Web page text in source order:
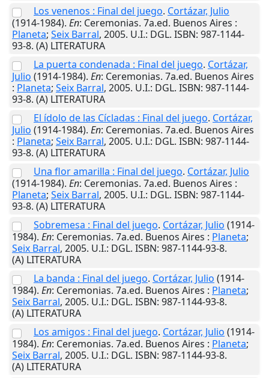
Los venenos : Final del juego. Cortázar, Julio
(1914-1984). En: Ceremonias. 7a.ed. Buenos Aires :
Planeta; Seix Barral, 2005. U.I.: DGL. ISBN: 987-1144-
93-8. (A) LITERATURA
La puerta condenada : Final del juego. Cortázar,
Julio (1914-1984). En: Ceremonias. 7a.ed. Buenos Aires
: Planeta; Seix Barral, 2005. U.I.: DGL. ISBN: 987-1144-
93-8. (A) LITERATURA
El ídolo de las Cícladas : Final del juego. Cortázar,
Julio (1914-1984). En: Ceremonias. 7a.ed. Buenos Aires
: Planeta; Seix Barral, 2005. U.I.: DGL. ISBN: 987-1144-
93-8. (A) LITERATURA
Una flor amarilla : Final del juego. Cortázar, Julio
(1914-1984). En: Ceremonias. 7a.ed. Buenos Aires :
Planeta; Seix Barral, 2005. U.I.: DGL. ISBN: 987-1144-
93-8. (A) LITERATURA
Sobremesa : Final del juego. Cortázar, Julio (1914-
1984). En: Ceremonias. 7a.ed. Buenos Aires : Planeta;
Seix Barral, 2005. U.I.: DGL. ISBN: 987-1144-93-8.
(A) LITERATURA
La banda : Final del juego. Cortázar, Julio (1914-
1984). En: Ceremonias. 7a.ed. Buenos Aires : Planeta;
Seix Barral, 2005. U.I.: DGL. ISBN: 987-1144-93-8.
(A) LITERATURA
Los amigos : Final del juego. Cortázar, Julio (1914-
1984). En: Ceremonias. 7a.ed. Buenos Aires : Planeta;
Seix Barral, 2005. U.I.: DGL. ISBN: 987-1144-93-8.
(A) LITERATURA